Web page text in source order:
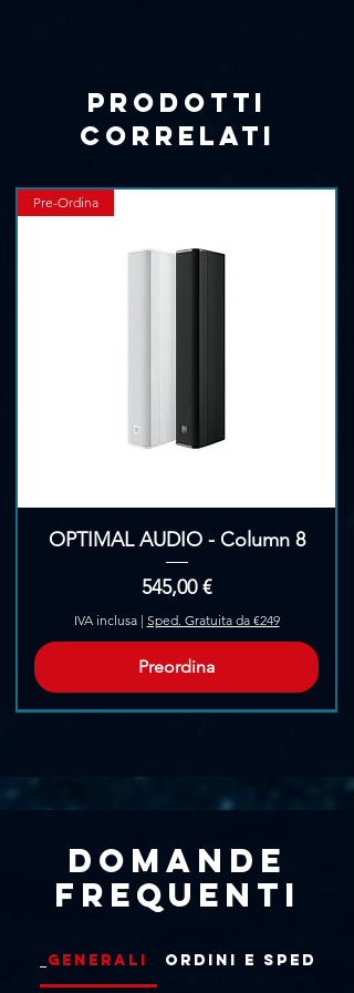
Prodotti
correlati
Pre-Ordina
OPTIMAL AUDIO - Column 8
Prezzo
545,00 €
IVA inclusa| Sped. Gratuita da €249
Preordina
Domande
frequenti
Generali Ordini e